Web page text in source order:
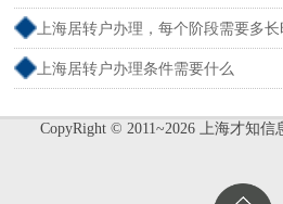
料）
上海居转户办理，每个阶段需要多长
上海居转户办理条件需要什么
CopyRight © 2011~2026 上海才知